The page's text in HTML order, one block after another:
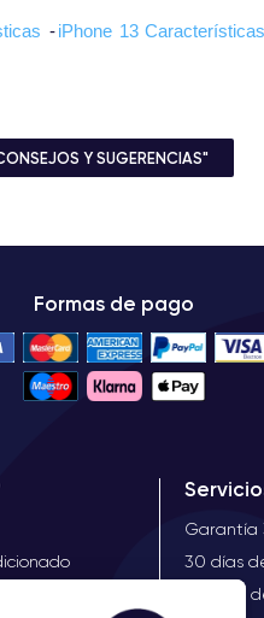
-iPhone 13 Características
Y SUGERENCIAS"
Formas de pago
Garantía
30 días
Ofertas